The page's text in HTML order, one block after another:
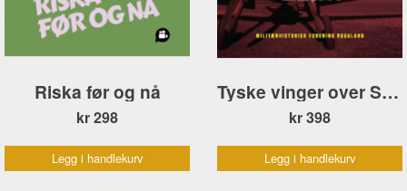
Riska før og nå
kr 298
Legg i handlekurv
Tyske vinger over Sola og Forus
kr 398
Legg i handlekurv